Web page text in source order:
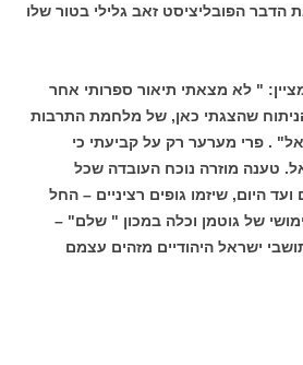
הדבר הפובליציסט זאב גלילי בטור שלו
" לא מצאתי תיאור ספרותי אחר
שהצגתי כאן, של מלחמת התרבות
. פרי מערער רק על קביעתי כי
טענה מוזרה נוכח העובדה שכל
היום, שיזמו גופים רציניים – החל
של גוטמן וכלה במכון " שלם" –
ישראל היהודיים מזהים עצמם